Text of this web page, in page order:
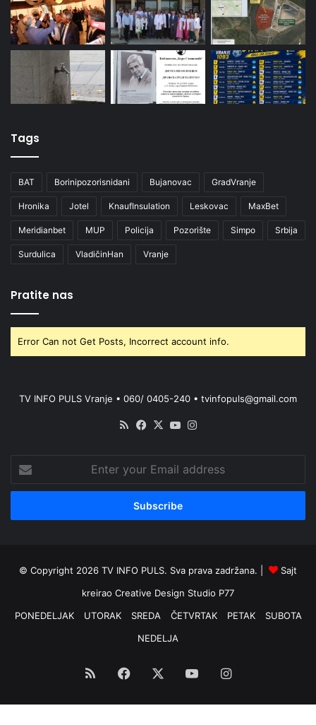
Tags
BAT Borinipozorisnidani Bujanovac GradVranje
Hronika Jotel KnaufInsulation Leskovac MaxBet
Meridianbet MUP Policija Pozorište Simpo Srbija
Surdulica VladičinHan Vranje
Pratite nas
Error Can not Get Posts, Incorrect account info.
TV INFO PULS Vranje • 060/ 0405-240 • tvinfopuls@gmail.com
RSS Facebook
X YouTube
your
Email
© Copyright 2026 TV INFO PULS. Sva prava zadržana. |
Sajt
kreirao Creative Design Studio P77
PONEDELJAK
UTORAK SREDA ČETVRTAK PETAK
SUBOTA
NEDELJA
RSS Facebook YouTubeInstagram